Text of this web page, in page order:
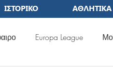
ΙΣΤΟΡΙΚΟ
Europa League